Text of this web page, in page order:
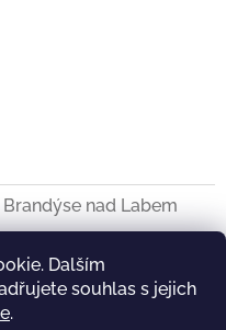
Dalším
souhlas s jejich
.
nad Labem